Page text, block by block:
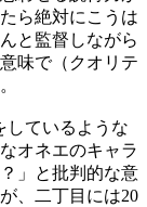
ら絶対にこうは
と監督しながら
味で（クオリテ
ているような
オネエのキャラ
」と批判的な意
、二丁目には20